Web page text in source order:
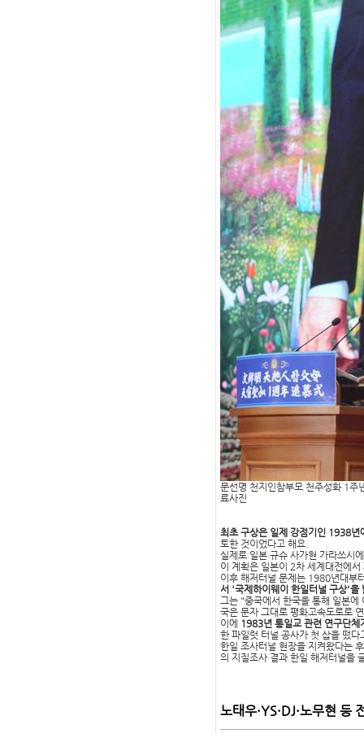
문선명 천지인참부모 천주성화 1주
료사진
최초 구상은 일제 강점기인 1938
토한 것이었다고 해요.
실제로 일본 규슈 사가현 가라쓰시
이 계획은 일본이 2차 세계대전에
이후 해저터널 문제는 1980년대부
서 '국제하이웨이 한일터널 구상'을
그는 "중국에서 한국을 통해 일본에
국은 문자 그대로 평화고속도로로
이에 1983년 통일교 관련 연구단체
한 파일럿 터널 공사가 첫 삽을 떴
한일 조사터널 현장을 지켜왔다는
의 지질조사 결과 한일 해저터널을
노태우·YS·DJ·노무현 등